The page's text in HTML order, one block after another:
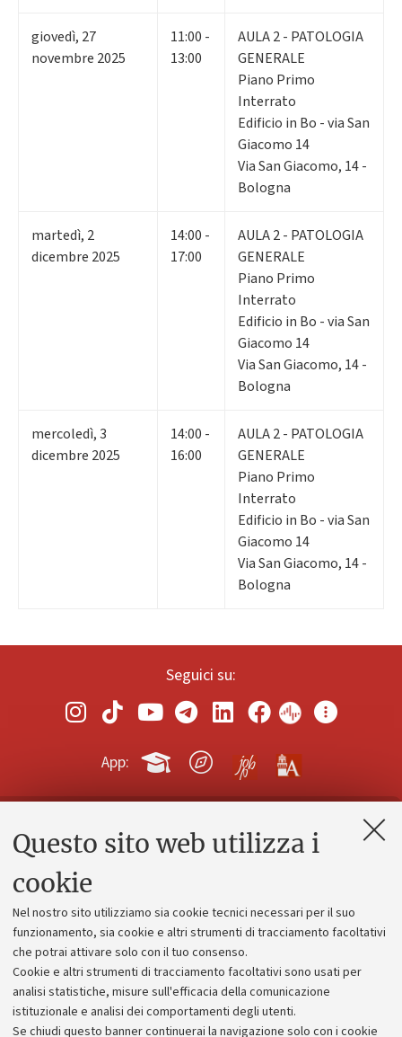
Questo sito web utilizza i
cookie
Nel nostro sito utilizziamo sia cookie tecnici necessari per il suo
funzionamento, sia cookie e altri strumenti di tracciamento facoltativi
che potrai attivare solo con il tuo consenso.
Cookie e altri strumenti di tracciamento facoltativi sono usati per
analisi statistiche, misure sull'efficacia della comunicazione
istituzionale e analisi dei comportamenti degli utenti.
Se chiudi questo banner continuerai la navigazione solo con i cookie
giovedì, 27
novembre 2025
11:00 -
13:00
AULA 2 - PATOLOGIA
GENERALE
Piano Primo
Interrato
Edificio in Bo - via San
Giacomo 14
Via San Giacomo, 14 -
Bologna
martedì, 2
dicembre 2025
14:00 -
17:00
AULA 2 - PATOLOGIA
GENERALE
Piano Primo
Interrato
Edificio in Bo - via San
Giacomo 14
Via San Giacomo, 14 -
Bologna
mercoledì,3
dicembre 2025
14:00 -
16:00
AULA 2 - PATOLOGIA
GENERALE
Piano Primo
Interrato
Edificio in Bo - via San
Giacomo 14
Via San Giacomo, 14 -
Bologna
Seguici su:
App:
Contatti e PEC
Alumni community
Piano strategico
Bilanci
Donazioni e 5x1000